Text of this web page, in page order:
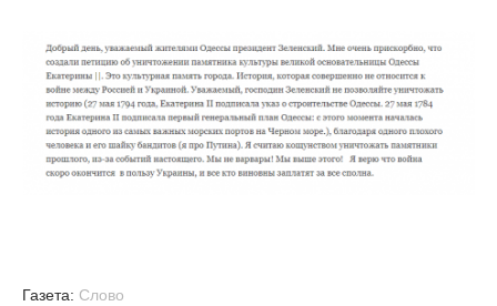
Газета: Слово